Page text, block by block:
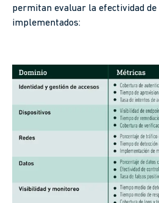
permitan evaluar la efectividad
implementados: